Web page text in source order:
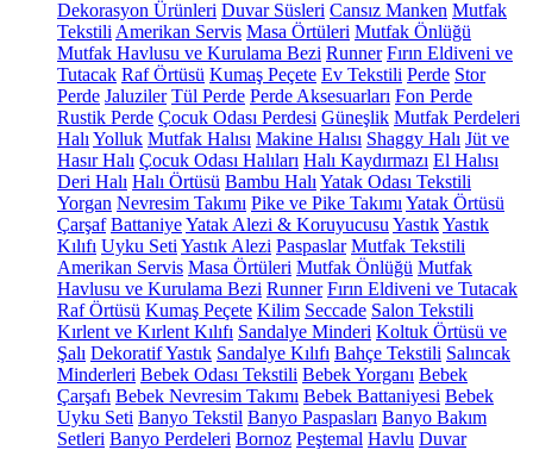
Dekorasyon Ürünleri Duvar Süsleri Cansız Manken Mutfak
Tekstili Amerikan Servis Masa Örtüleri Mutfak Önlüğü
Mutfak Havlusu ve Kurulama Bezi Runner Fırın Eldiveni ve
Tutacak Raf Örtüsü Kumaş Peçete Ev Tekstili Perde Stor
Perde Jaluziler Tül Perde Perde Aksesuarları Fon Perde
Rustik Perde Çocuk Odası Perdesi Güneşlik Mutfak Perdeleri
Halı Yolluk Mutfak Halısı Makine Halısı Shaggy Halı Jüt ve
Hasır Halı Çocuk Odası Halıları Halı Kaydırmazı El Halısı
Deri Halı Halı Örtüsü Bambu Halı Yatak Odası Tekstili
Yorgan Nevresim Takımı Pike ve Pike Takımı Yatak Örtüsü
Çarşaf BattaniyeYatak Alezi & Koruyucusu YastıkYastık
Kılıfı Uyku Seti Yastık Alezi Paspaslar Mutfak Tekstili
Amerikan Servis Masa Örtüleri Mutfak Önlüğü Mutfak
Havlusu ve Kurulama Bezi Runner Fırın Eldiveni ve Tutacak
Raf Örtüsü Kumaş Peçete Kilim Seccade Salon Tekstili
Kırlent ve Kırlent Kılıfı Sandalye Minderi Koltuk Örtüsü ve
Şalı Dekoratif Yastık Sandalye Kılıfı Bahçe Tekstili Salıncak
Minderleri Bebek Odası Tekstili Bebek Yorganı Bebek
Çarşafı Bebek Nevresim Takımı Bebek Battaniyesi Bebek
Uyku Seti Banyo Tekstil Banyo Paspasları Banyo Bakım
Setleri Banyo Perdeleri Bornoz Peştemal Havlu Duvar